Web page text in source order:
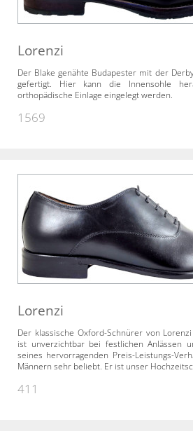
Lorenzi
Der Blake genähte Budapester mit der
gefertigt. Hier kann die Innensohle
orthopädische Einlage eingelegt werden.
1569
Lorenzi
Der klassische Oxford-Schnürer von
ist unverzichtbar bei festlichen Anlässen
seines hervorragenden Preis-Leistungs-
Männern sehr beliebt. Er ist unser
411